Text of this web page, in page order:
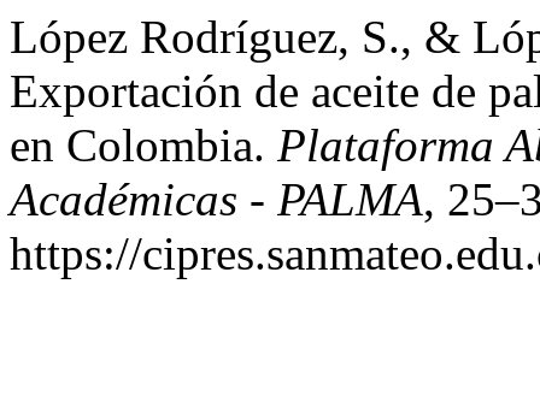
López Rodríguez, S., &
Exportación de aceite de
en Colombia. Plataforma
Académicas - PALMA,
https://